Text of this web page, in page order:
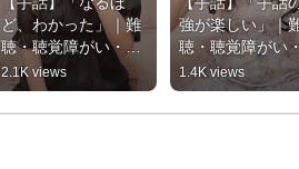
ど、わかった」｜難
聴・聴覚障がい・ろ
う者・初心者向け｜
日本手話（JSL）｜
Japanese Sign
2.1K views
強が楽しい」｜
聴・聴覚障がい
う者・初心者向
日本手話（JSL
Japanese Sign
1.4K views